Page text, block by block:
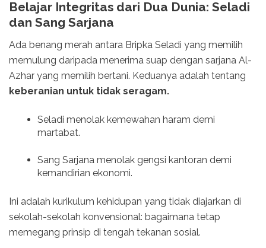
Belajar Integritas dari Dua Dunia: Seladi
dan Sang Sarjana
Ada benang merah antara Bripka Seladi yang memilih
memulung daripada menerima suap dengan sarjana Al-
Azhar yang memilih bertani. Keduanya adalah tentang
keberanian untuk tidak seragam.
Seladi menolak kemewahan haram demi
martabat.
Sang Sarjana menolak gengsi kantoran demi
kemandirian ekonomi.
Ini adalah kurikulum kehidupan yang tidak diajarkan di
sekolah-sekolah konvensional: bagaimana tetap
memegang prinsip di tengah tekanan sosial.